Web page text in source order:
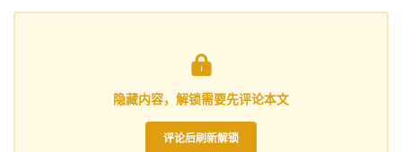

隐藏内容，解锁需要先评论本文
评论后刷新解锁